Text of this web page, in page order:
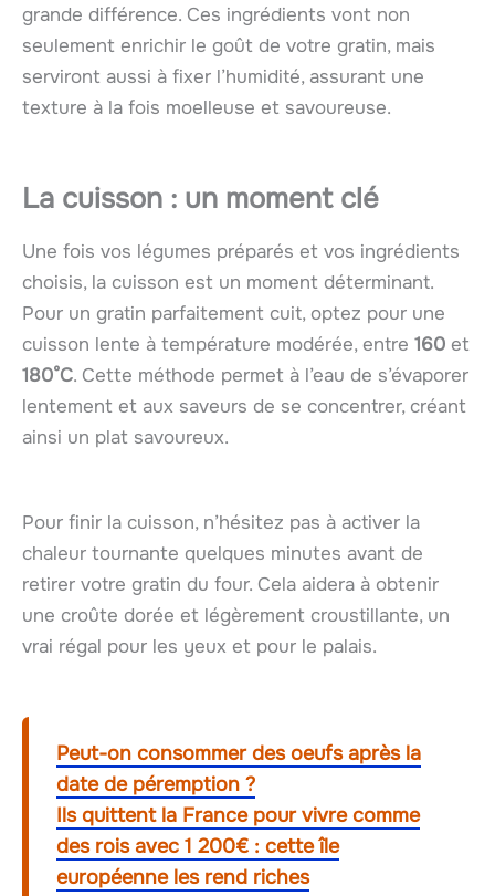
grande différence. Ces ingrédients vont non
seulement enrichir le goût de votre gratin, mais
serviront aussi à fixer l’humidité, assurant une
texture à la fois moelleuse et savoureuse.
La cuisson : un moment clé
Une fois vos légumes préparés et vos ingrédients
choisis, la cuisson est un moment déterminant.
Pour un gratin parfaitement cuit, optez pour une
cuisson lente à température modérée, entre 160 et
180°C. Cette méthode permet à l’eau de s’évaporer
lentement et aux saveurs de se concentrer, créant
ainsi un plat savoureux.
Pour finir la cuisson, n’hésitez pas à activer la
chaleur tournante quelques minutes avant de
retirer votre gratin du four. Cela aidera à obtenir
une croûte dorée et légèrement croustillante, un
vrai régal pour les yeux et pour le palais.
Peut-on consommer des oeufs après la
date de péremption ?
Ils quittent la France pour vivre comme
des rois avec 1 200€ : cette île
européenne les rend riches